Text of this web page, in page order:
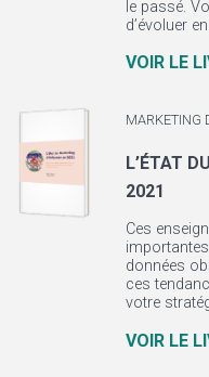
le passé.
d’évoluer
VOIR LE
MARKETING
L’ÉTAT
2021
Ces
données
ces
votre
VOIR LE